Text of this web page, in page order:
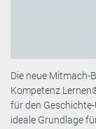
Die neue Mitmach-
Kompetenz
für den
ideale Grundlage